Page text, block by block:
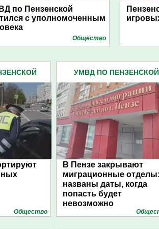
по Пензенской
с уполномоченным
Общество
Общество
УМВД ПО ПЕНЗЕНСКОЙ
В Пензе закрывают
миграционные
названы даты, когда
попасть будет
невозможно